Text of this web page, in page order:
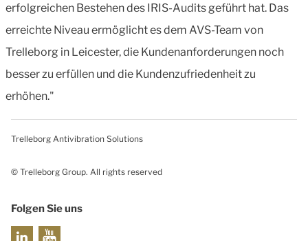
erfolgreichen Bestehen des IRIS-Audits geführt hat. Das
erreichte Niveau ermöglicht es dem AVS-Team von
Trelleborg in Leicester, die Kundenanforderungen noch
besser zu erfüllen und die Kundenzufriedenheit zu
erhöhen."
Trelleborg Antivibration Solutions
© Trelleborg Group. All rights reserved
Folgen Sie uns